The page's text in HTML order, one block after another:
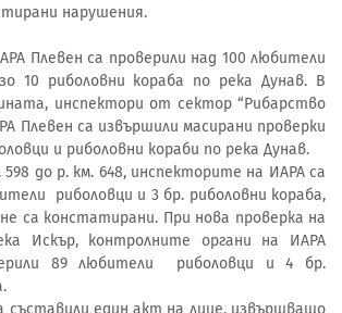
нарушения.
Плевен са проверили над 100 любители
10 риболовни кораба по река Дунав. В
инспектори от сектор “Рибарство
Плевен са извършили масирани проверки
и риболовни кораби по река Дунав.
до р. км. 648, инспекторите на ИАРА са
риболовци и 3 бр. риболовни кораба,
са констатирани. При нова проверка на
Искър, контролните органи на ИАРА
89 любители риболовци и 4 бр.
съставили един акт на лице, извършващо